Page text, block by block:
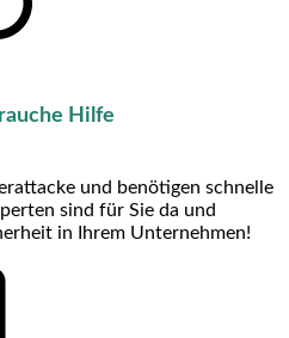
Hilfe
und benötigen schnelle
sind für Sie da und
in Ihrem Unternehmen!